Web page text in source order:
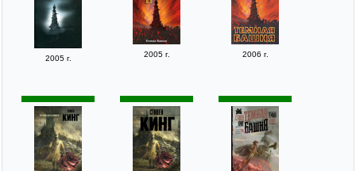
2005 г. 2005 г. 2006 г.